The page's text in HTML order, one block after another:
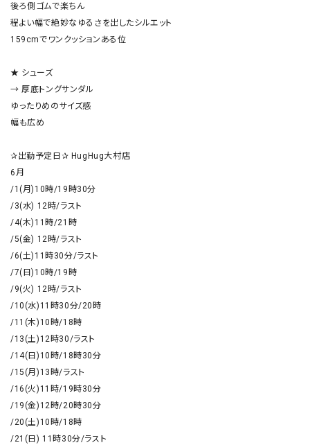
後ろ側ゴムで楽ちん
程よい幅で絶妙なゆるさを出したシルエット
159cmでワンクッションある位
★ シューズ
→ 厚底トングサンダル
ゆったりめのサイズ感
幅も広め
✰出勤予定日✰ HugHug大村店
6月
/1(月)10時/19時30分
/3(水) 12時/ラスト
/4(木)11時/21時
/5(金) 12時/ラスト
/6(土)11時30分/ラスト
/7(日)10時/19時
/9(火) 12時/ラスト
/10(水)11時30分/20時
/11(木)10時/18時
/13(土)12時30/ラスト
/14(日)10時/18時30分
/15(月)13時/ラスト
/16(火)11時/19時30分
/19(金)12時/20時30分
/20(土)10時/18時
/21(日) 11時30分/ラスト